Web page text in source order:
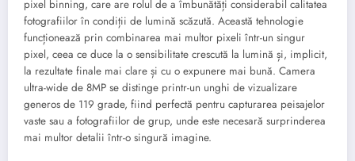
pixel binning, care are rolul de a îmbunătăți considerabil calitatea
fotografiilor în condiții de lumină scăzută. Această tehnologie
funcționează prin combinarea mai multor pixeli într-un singur
pixel, ceea ce duce la o sensibilitate crescută la lumină și, implicit,
la rezultate finale mai clare și cu o expunere mai bună. Camera
ultra-wide de 8MP se distinge printr-un unghi de vizualizare
generos de 119 grade, fiind perfectă pentru capturarea peisajelor
vaste sau a fotografiilor de grup, unde este necesară surprinderea
mai multor detalii într-o singură imagine.